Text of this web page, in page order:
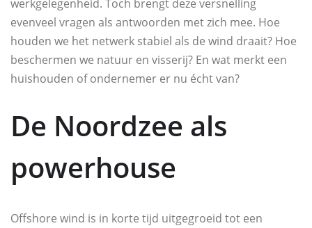
werkgelegenheid. Toch brengt deze versnelling
evenveel vragen als antwoorden met zich mee. Hoe
houden we het netwerk stabiel als de wind draait? Hoe
beschermen we natuur en visserij? En wat merkt een
huishouden of ondernemer er nu écht van?
De Noordzee als
powerhouse
Offshore wind is in korte tijd uitgegroeid tot een